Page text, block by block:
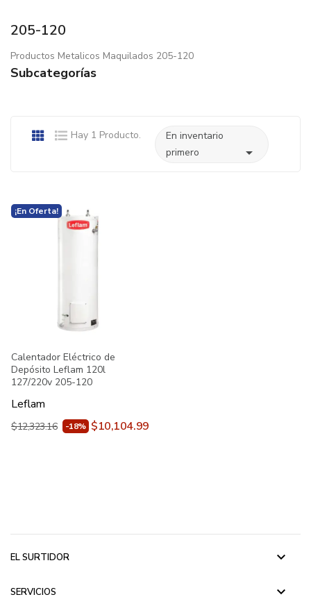
205-120
Productos Metalicos Maquilados 205-120
Subcategorías
Hay 1 Producto.
En inventario
primero

¡En Oferta!
Calentador Eléctrico de
Depósito Leflam 120l
127/220v 205-120
Leflam
$12,323.16 -18% $10,104.99
EL SURTIDOR keyboard_arrow_down
SERVICIOS keyboard_arrow_down